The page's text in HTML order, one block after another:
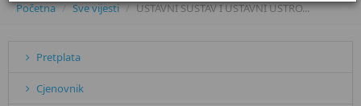
Početna Sve vijesti USTAVNI SUSTAV I USTAVNI USTRO...
Pretplata
Cjenovnik